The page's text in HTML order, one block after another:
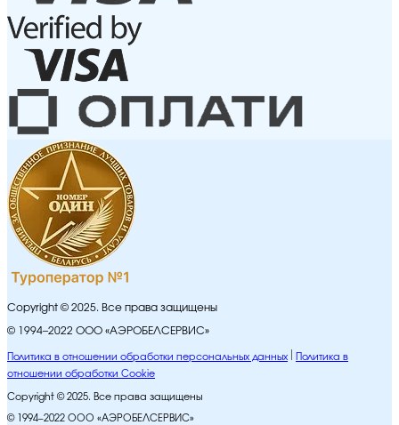
Copyright © 2025. Все права защищены
© 1994–2022 ООО «АЭРОБЕЛСЕРВИС»
Политика в отношении обработки персональных данных
Политика в
отношении обработки Cookie
Copyright © 2025. Все права защищены
© 1994–2022 ООО «АЭРОБЕЛСЕРВИС»